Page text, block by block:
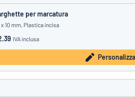
per marcatura
10 mm, Plastica incisa
IVA inclusa
Personalizza